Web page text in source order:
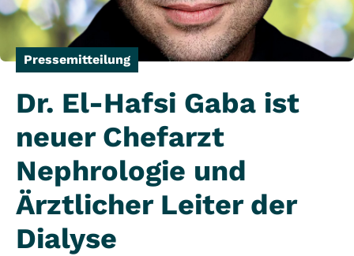
Pressemitteilung
Dr. El-Hafsi Gaba ist
neuer Chefarzt
Nephrologie und
Ärztlicher Leiter der
Dialyse